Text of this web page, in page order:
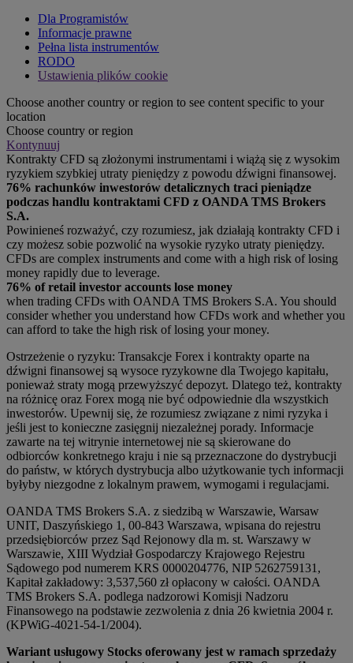
Dla Programistów
Informacje prawne
Pełna lista instrumentów
RODO
Ustawienia plików cookie
Choose another country or region to see content specific to your
location
Choose country or region
Kontynuuj
Kontrakty CFD są złożonymi instrumentami i wiążą się z wysokim
ryzykiem szybkiej utraty pieniędzy z powodu dźwigni finansowej.
76% rachunków inwestorów detalicznych traci pieniądze
podczas handlu kontraktami CFD z OANDA TMS Brokers
S.A.
Powinieneś rozważyć, czy rozumiesz, jak działają kontrakty CFD i
czy możesz sobie pozwolić na wysokie ryzyko utraty pieniędzy.
CFDs are complex instruments and come with a high risk of losing
money rapidly due to leverage.
76% of retail investor accounts lose money
when trading CFDs with OANDA TMS Brokers S.A. You should
consider whether you understand how CFDs work and whether you
can afford to take the high risk of losing your money.
Ostrzeżenie o ryzyku: Transakcje Forex i kontrakty oparte na
dźwigni finansowej są wysoce ryzykowne dla Twojego kapitału,
ponieważ straty mogą przewyższyć depozyt. Dlatego też, kontrakty
na różnicę oraz Forex mogą nie być odpowiednie dla wszystkich
inwestorów. Upewnij się, że rozumiesz związane z nimi ryzyka i
jeśli jest to konieczne zasięgnij niezależnej porady. Informacje
zawarte na tej witrynie internetowej nie są skierowane do
odbiorców konkretnego kraju i nie są przeznaczone do dystrybucji
do państw, w których dystrybucja albo użytkowanie tych informacji
byłyby niezgodne z lokalnym prawem, wymogami i regulacjami.
OANDA TMS Brokers S.A. z siedzibą w Warszawie, Warsaw
UNIT, Daszyńskiego 1, 00-843 Warszawa, wpisana do rejestru
przedsiębiorców przez Sąd Rejonowy dla m. st. Warszawy w
Warszawie, XIII Wydział Gospodarczy Krajowego Rejestru
Sądowego pod numerem KRS 0000204776, NIP 5262759131,
Kapitał zakładowy: 3,537,560 zł opłacony w całości. OANDA
TMS Brokers S.A. podlega nadzorowi Komisji Nadzoru
Finansowego na podstawie zezwolenia z dnia 26 kwietnia 2004 r.
(KPWiG-4021-54-1/2004).
Wariant usługowy Stocks oferowany jest w ramach sprzedaży